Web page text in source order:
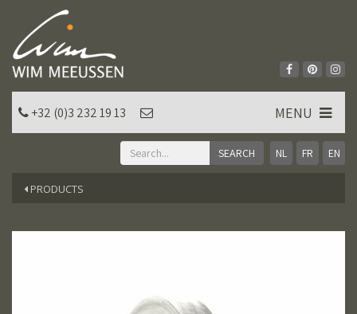
NL FR EN
+32 (0)3 232 19 13 MENU
PRODUCTS